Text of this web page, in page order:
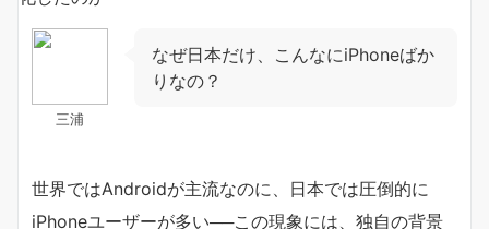
三浦
なぜ日本だけ、こんなにiPhoneばか
りなの？
世界ではAndroidが主流なのに、日本では圧倒的に
iPhoneユーザーが多い──この現象には、独自の背景